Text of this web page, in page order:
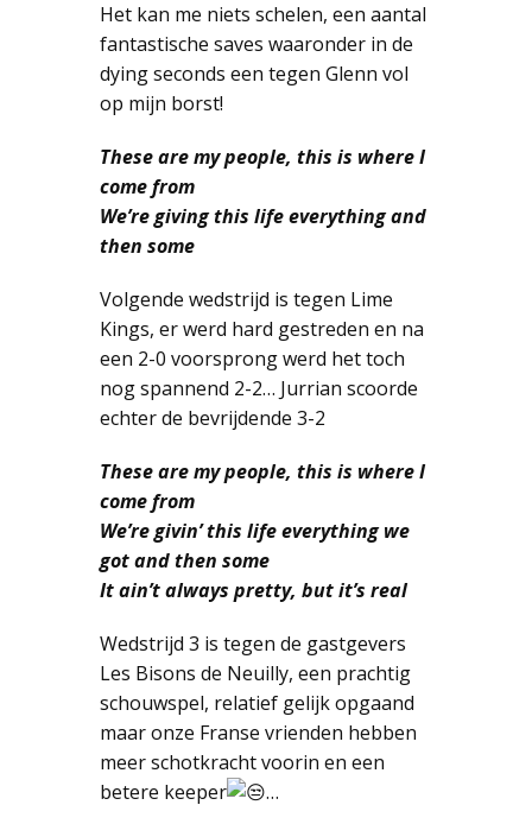
Het kan me niets schelen, een aantal
fantastische saves waaronder in de
dying seconds een tegen Glenn vol
op mijn borst!
These are my people, this is where I
come from
We’re giving this life everything and
then some
Volgende wedstrijd is tegen Lime
Kings, er werd hard gestreden en na
een 2-0 voorsprong werd het toch
nog spannend 2-2… Jurrian scoorde
echter de bevrijdende 3-2
These are my people, this is where I
come from
We’re givin’ this life everything we
got and then some
It ain’t always pretty, but it’s real
Wedstrijd 3 is tegen de gastgevers
Les Bisons de Neuilly, een prachtig
schouwspel, relatief gelijk opgaand
maar onze Franse vrienden hebben
meer schotkracht voorin en een
betere keeper
…